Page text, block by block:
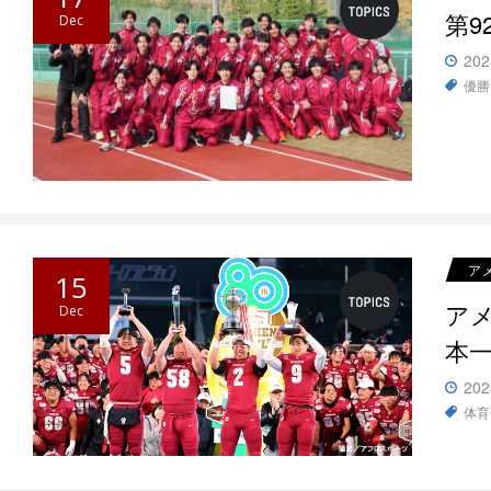
Dec 第
優勝
15
Dec
ア
ア
本
体